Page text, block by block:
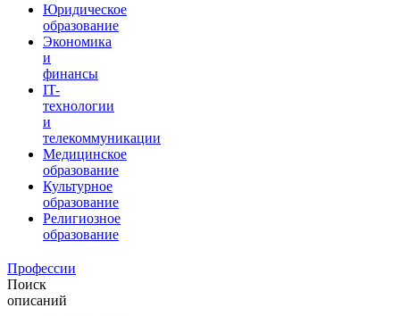
Юридическое
образование
Экономика
и
финансы
IT-
технологии
и
телекоммуникации
Медицинское
образование
Культурное
образование
Религиозное
образование
Профессии
Поиск
описаний